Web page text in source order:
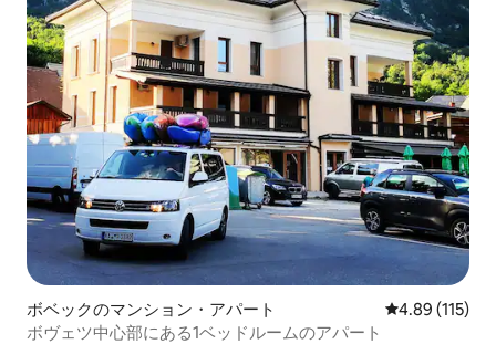
ボベックのマンション・アパート レビュー115
4.89 (115)
ボヴェツ中心部にある1ベッドルームのアパート